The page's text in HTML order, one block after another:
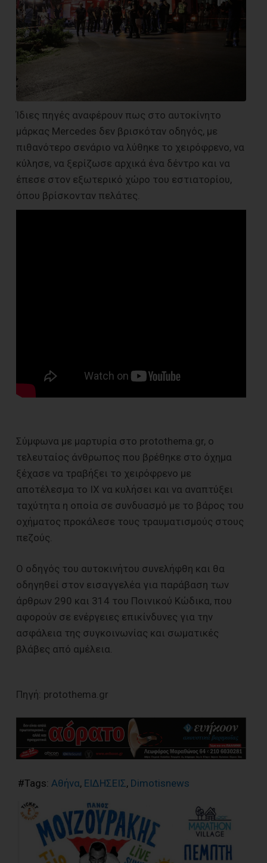
Ίδιες πηγές αναφέρουν πως στο αυτοκίνητο
μάρκας Mercedes δεν βρισκόταν οδηγός, με
πιθανότερο σενάριο να λύθηκε το χειρόφρενο, να
κύλησε, να ξερίζωσε αρχικά ένα δέντρο και να
έπεσε στον εξωτερικό χώρο του εστιατορίου,
όπου βρίσκονταν πελάτες.
Σύμφωνα με μαρτυρία στο protothema.gr, ο
τελευταίος άνθρωπος που βρέθηκε στο όχημα
ξέχασε να τραβήξει το χειρόφρενο με
αποτέλεσμα το ΙΧ να κυλήσει και να αναπτύξει
ταχύτητα η οποία σε συνδυασμό με το βάρος του
οχήματος προκάλεσε τους τραυματισμούς στους
πεζούς.
Ο οδηγός του αυτοκινήτου συνελήφθη και θα
οδηγηθεί στον εισαγγελέα για παράβαση των
άρθρων 290 και 314 του Ποινικού Κώδικα, που
αφορούν σε ενέργειες επικίνδυνες για την
ασφάλεια της συγκοινωνίας και σωματικές
βλάβες από αμέλεια.
Πηγή: protothema.gr
#Tags: Αθήνα, ΕΙΔΗΣΕΙΣ, Dimotisnews